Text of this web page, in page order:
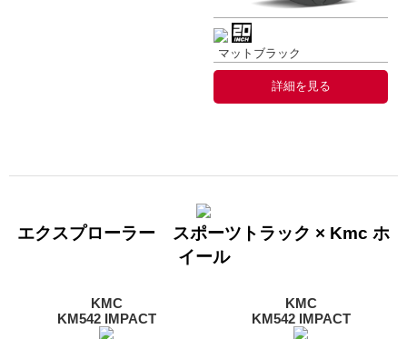
マットブラック
詳細を見る
エクスプローラー スポーツトラック × Kmc ホ
イール
KMC
KM542 IMPACT
KMC
KM542 IMPACT